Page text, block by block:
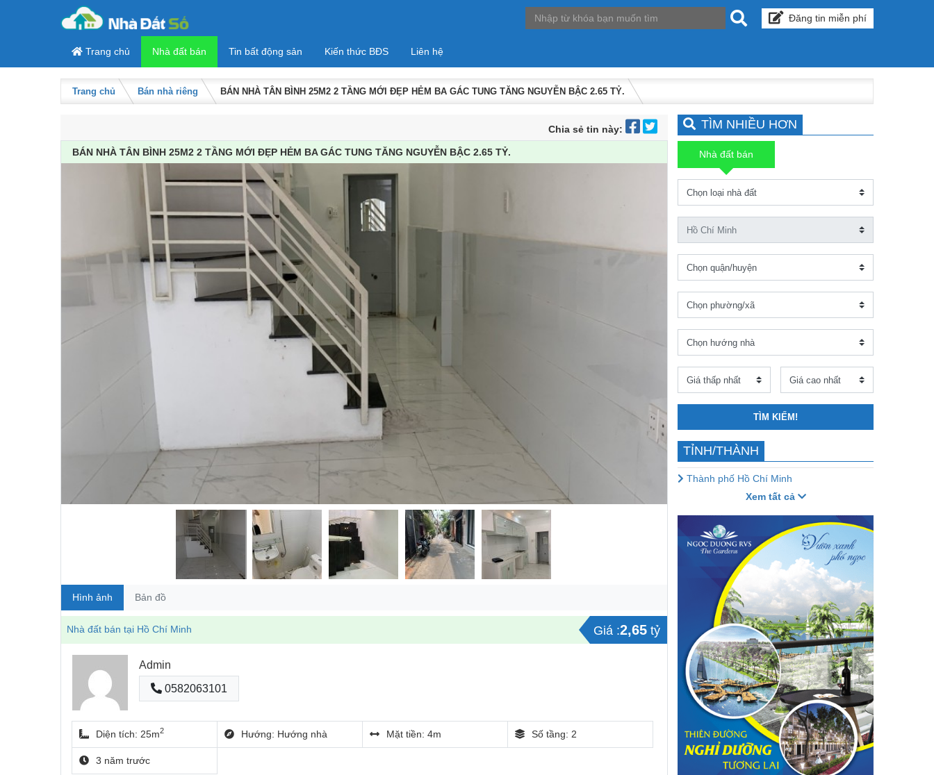
Đăng tin miễn phí
Trang chủ Nhà đất bán Tin bất động sản Kiến thức BĐS Liên hệ
Trang chủ Bán nhà riêng BÁN NHÀ TÂN BÌNH 25M2 2 TẦNG MỚI ĐẸP HẺM BA GÁC TUNG TĂNG NGUYỄN BẬC 2.65 TỶ.
Chia sẻ tin này:
BÁN NHÀ TÂN BÌNH 25M2 2 TẦNG MỚI ĐẸP HẺM BA GÁC TUNG TĂNG NGUYỄN BẬC 2.65 TỶ.
Hình ảnh Bản đồ
Nhà đất bán tại Hồ Chí Minh Giá :2,65 tỷ
Admin
0582063101
Diện tích: 25m2 Hướng: Hướng nhà Mặt tiền: 4m Số tầng: 2
3 năm trước
TÌM NHIỀU HƠN
Nhà đất bán
TÌM KIẾM!
TỈNH/THÀNH
Thành phố Hồ Chí Minh
Xem tất cả